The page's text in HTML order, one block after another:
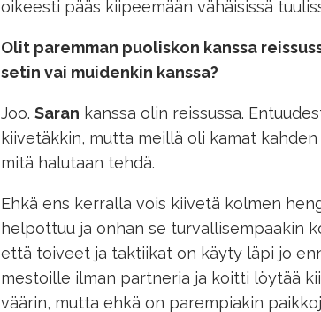
oikeesti pääs kiipeemään vähäisissä
Olit paremman puoliskon kanssa
setin vai muidenkin kanssa?
Joo. Saran kanssa olin reissussa.
kiivetäkkin, mutta meillä oli kamat
mitä halutaan tehdä.
Ehkä ens kerralla vois kiivetä kolmen
helpottuu ja onhan se turvallisempaakin
että toiveet ja taktiikat on käyty läpi jo
mestoille ilman partneria ja koitti löytää
väärin, mutta ehkä on parempiakin